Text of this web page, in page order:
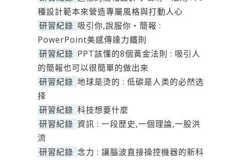
種設計範本來營造專屬風格與打動人心
研習紀錄 吸引你,說服你‧簡報 :
PowerPoint美感傳達力鐵則
研習紀錄 PPT該懂的8個黃金法則 : 吸引人
的簡報也可以很簡單的做出來
研習紀錄 地球是烫的 : 低碳是人类的必然选
择
研習紀錄 科技想要什麼
研習紀錄 資訊 : 一段歷史,一個理論,一股洪
流
研習紀錄 念力 : 讓腦波直接操控機器的新科